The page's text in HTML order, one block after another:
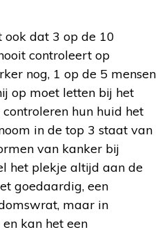
ook dat 3 op de 10
controleert op
nog, 1 op de 5 mensen
op moet letten bij het
hun huid het
in de top 3 staat van
van kanker bij
het plekje altijd aan de
goedaardig, een
maar in
kan het een